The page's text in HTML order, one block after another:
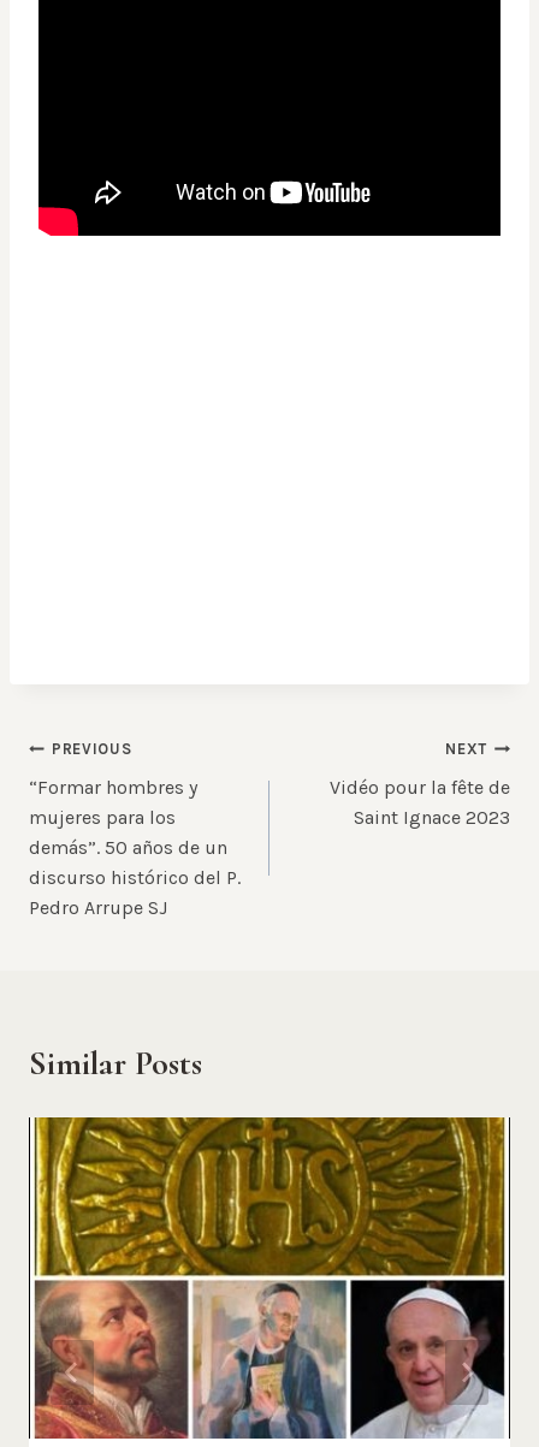
Post
navigation
PREVIOUS
“Formar hombres y
mujeres para los
demás”. 50 años de un
discurso histórico del P.
Pedro Arrupe SJ
NEXT
Vidéo pour la fête de
Saint Ignace 2023
Similar Posts